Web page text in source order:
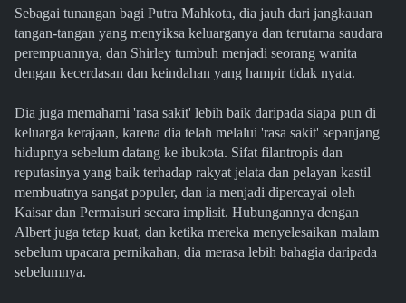
Sebagai tunangan bagi Putra Mahkota, dia jauh dari jangkauan
tangan-tangan yang menyiksa keluarganya dan terutama saudara
perempuannya, dan Shirley tumbuh menjadi seorang wanita
dengan kecerdasan dan keindahan yang hampir tidak nyata.
Dia juga memahami 'rasa sakit' lebih baik daripada siapa pun di
keluarga kerajaan, karena dia telah melalui 'rasa sakit' sepanjang
hidupnya sebelum datang ke ibukota. Sifat filantropis dan
reputasinya yang baik terhadap rakyat jelata dan pelayan kastil
membuatnya sangat populer, dan ia menjadi dipercayai oleh
Kaisar dan Permaisuri secara implisit. Hubungannya dengan
Albert juga tetap kuat, dan ketika mereka menyelesaikan malam
sebelum upacara pernikahan, dia merasa lebih bahagia daripada
sebelumnya.